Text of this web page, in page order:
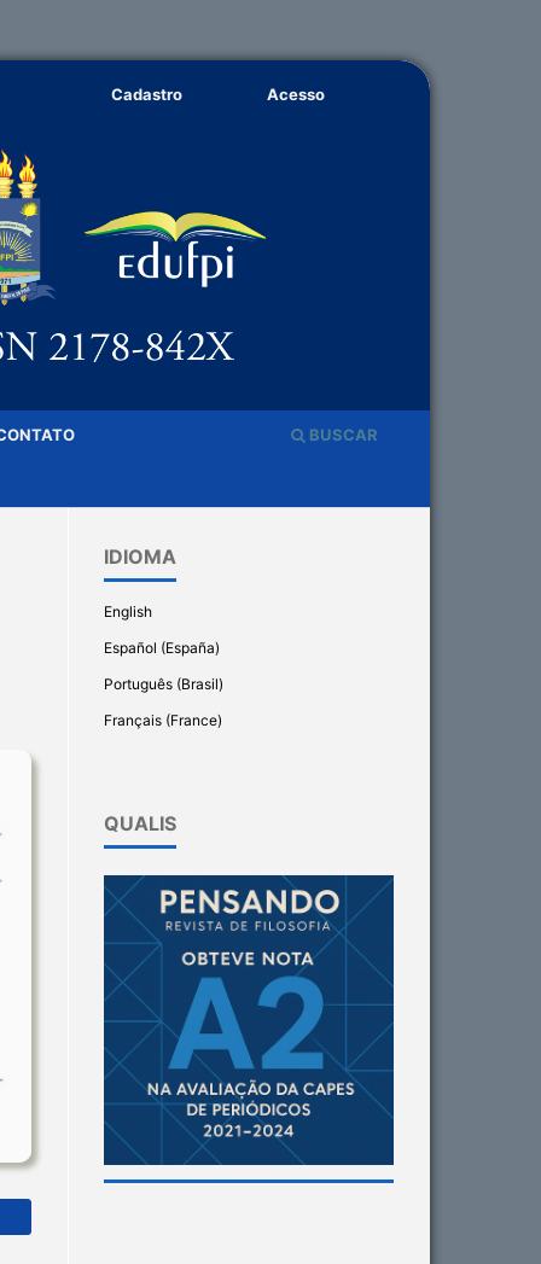
BUSCAR
Cadastro Acesso
IDIOMA
English
Español (España)
Português (Brasil)
Français (France)
QUALIS